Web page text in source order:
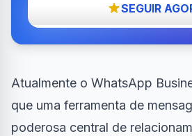
SEGUIR
Atualmente o WhatsApp
que uma ferramenta de
poderosa central de